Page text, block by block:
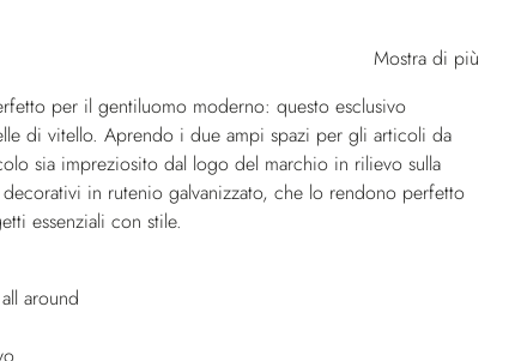
Mostra di più
per il gentiluomo moderno: questo esclusivo
di vitello. Aprendo i due ampi spazi per gli articoli da
sia impreziosito dal logo del marchio in rilievo sulla
in rutenio galvanizzato, che lo rendono perfetto
essenziali con stile.
around